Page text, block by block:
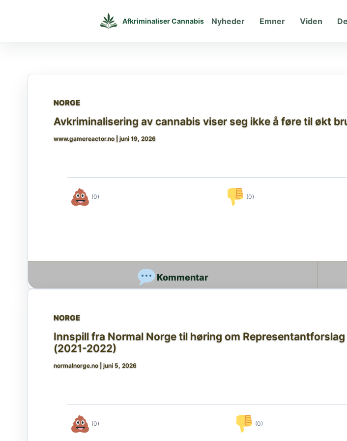
Afkriminaliser Cannabis Nyheder Emner Viden
NORGE
Avkriminalisering av cannabis viser seg ikke å føre til økt
www.gamereactor.no juni 19, 2026
(0) (0)
NORGE
Innspill fra Normal Norge til høring om
(2021-2022)
normalnorge.no juni 5, 2026
(0) (0)